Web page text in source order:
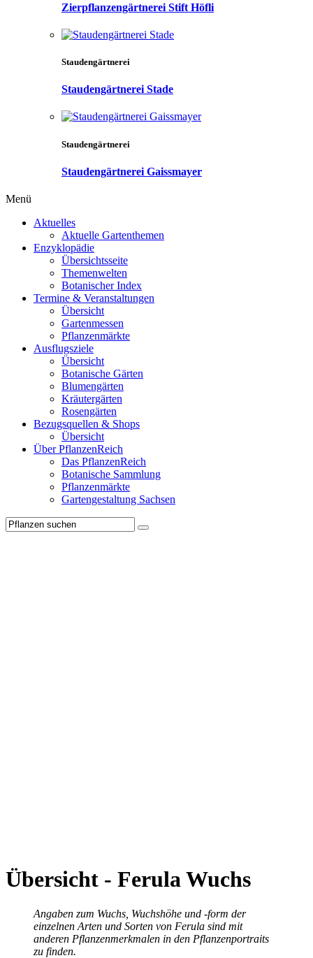
Zierpflanzengärtnerei Stift Höfli
Staudengärtnerei
Staudengärtnerei Stade
Staudengärtnerei
Staudengärtnerei Gaissmayer
Menü
Aktuelles
Aktuelle Gartenthemen
Enzyklopädie
Übersichtsseite
Themenwelten
Botanischer Index
Termine & Veranstaltungen
Übersicht
Gartenmessen
Pflanzenmärkte
Ausflugsziele
Übersicht
Botanische Gärten
Blumengärten
Kräutergärten
Rosengärten
Bezugsquellen & Shops
Übersicht
Über PflanzenReich
Das PflanzenReich
Botanische Sammlung
Pflanzenmärkte
Gartengestaltung Sachsen
Übersicht - Ferula Wuchs
Angaben zum Wuchs, Wuchshöhe und -form der
einzelnen Arten und Sorten von Ferula sind mit
anderen Pflanzenmerkmalen in den Pflanzenportraits
zu finden.